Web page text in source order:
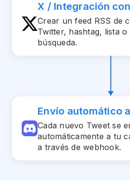
X / Integración
Crear un feed RSS de
Twitter, hashtag, lista o
búsqueda.
Envío automático
Cada nuevo Tweet se
automáticamente a tu
a través de webhook.